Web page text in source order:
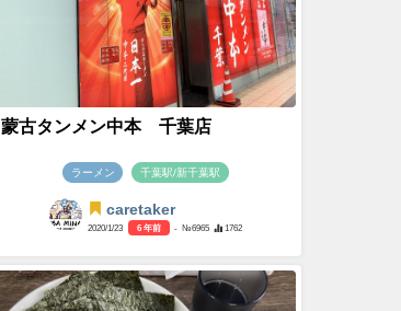
蒙古タンメン中本 千葉店
ラーメン 千葉駅/新千葉駅
caretaker
2020/1/23 6 年前 - №6965 1762